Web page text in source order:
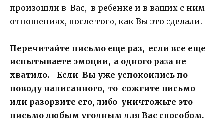
произошли в Вас, в ребенке и в ваших с ним
отношениях, после того, как Вы это сделали.
Перечитайте письмо еще раз, если все еще
испытываете эмоции, а одного раза не
хватило. Если Вы уже успокоились по
поводу написанного, то сожгите письмо
или разорвите его, либо уничтожьте это
письмо любым угодным для Вас способом.